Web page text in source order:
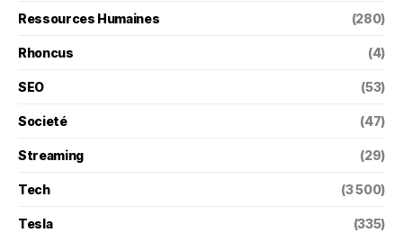
Ressources Humaines (280)
Rhoncus (4)
SEO (53)
Societé (47)
Streaming (29)
Tech (3 500)
Tesla (335)